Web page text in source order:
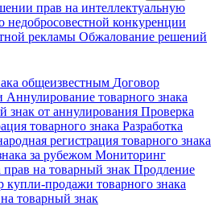
прав на интеллектуальную
недобросовестной конкуренции
рекламы Обжалование решений
общеизвестным Договор
Аннулирование товарного знака
знак от аннулирования Проверка
товарного знака Разработка
регистрация товарного знака
за рубежом Мониторинг
прав на товарный знак Продление
купли-продажи товарного знака
товарный знак